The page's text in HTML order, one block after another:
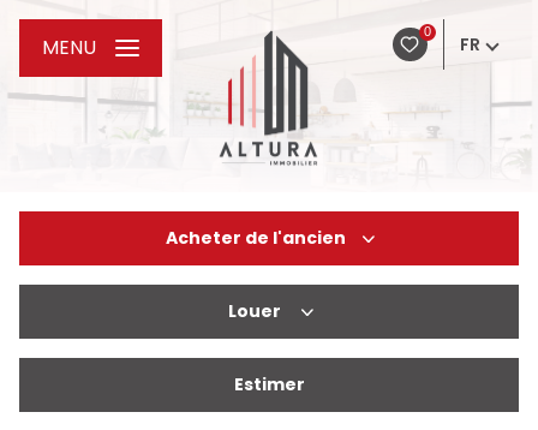
0
FR
MENU
Acheter de l'ancien
De l'immo pro
Louer
Estimer